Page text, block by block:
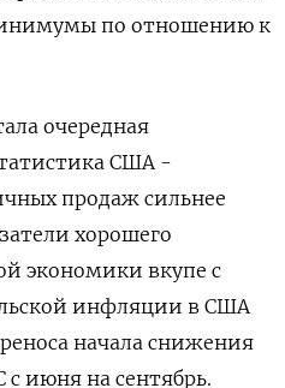
по отношению к
очередная
США -
продаж сильнее
хорошего
экономики вкупе с
инфляции в США
начала снижения
июня на сентябрь.